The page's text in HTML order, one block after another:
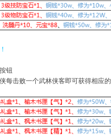
钮
每击败一个武林侠客即可获得相应